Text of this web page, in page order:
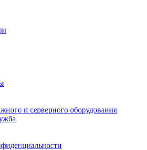
и серверного оборудования